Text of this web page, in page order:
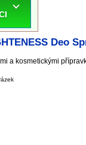
Deo
a kosmetickými